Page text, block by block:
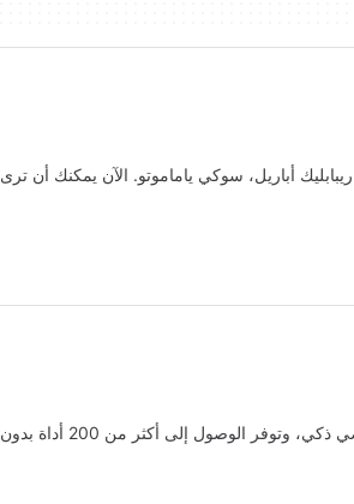
أباريل، سوكي ياماموتو. الآن يمكنك أن ترى
سيرفانت آي هو إضافة لمتصفح كروم تعمل كمساعد شخصي ذكي، وتوفر الوصول إلى أكثر من 200 أداة بدون